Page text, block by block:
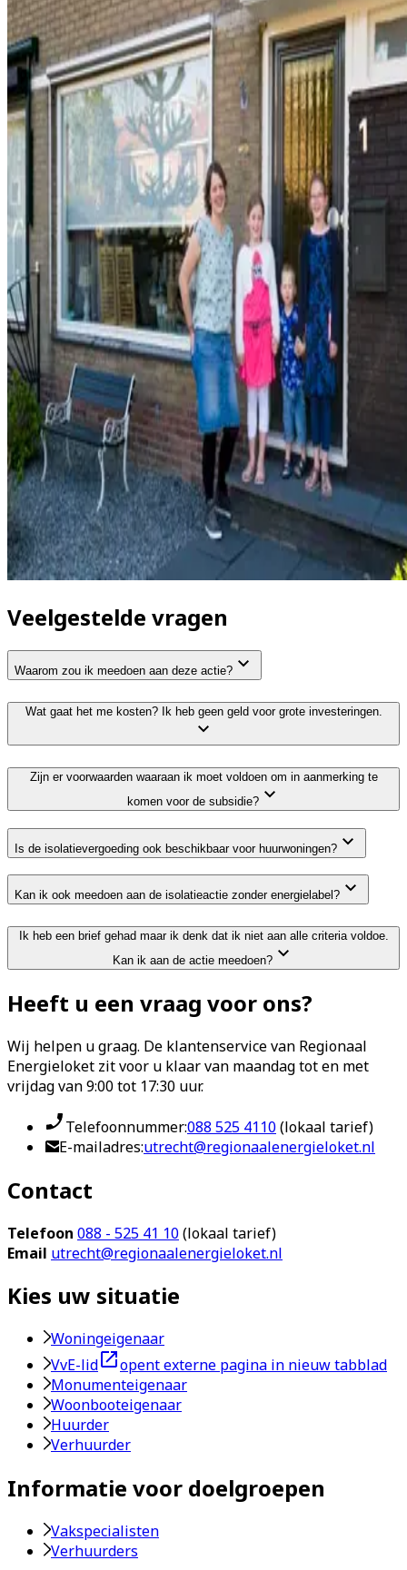
Veelgestelde vragen
Waarom zou ik meedoen aan deze actie?
Wat gaat het me kosten? Ik heb geen geld voor grote investeringen.
Zijn er voorwaarden waaraan ik moet voldoen om in aanmerking te
komen voor de subsidie?
Is de isolatievergoeding ook beschikbaar voor huurwoningen?
Kan ik ook meedoen aan de isolatieactie zonder energielabel?
Ik heb een brief gehad maar ik denk dat ik niet aan alle criteria voldoe.
Kan ik aan de actie meedoen?
Heeft u een vraag voor ons?
Wij helpen u graag. De klantenservice van Regionaal
Energieloket zit voor u klaar van maandag tot en met
vrijdag van 9:00 tot 17:30 uur.
Telefoonnummer:088 525 4110(lokaal tarief)
E-mailadres:utrecht@regionaalenergieloket.nl
Contact
Telefoon 088 - 525 41 10(lokaal tarief)
Email utrecht@regionaalenergieloket.nl
Kies uw situatie
Woningeigenaar
VvE-lid
opent externe pagina in nieuw tabblad
Monumenteigenaar
Woonbooteigenaar
Huurder
Verhuurder
Informatie voor doelgroepen
Vakspecialisten
Verhuurders